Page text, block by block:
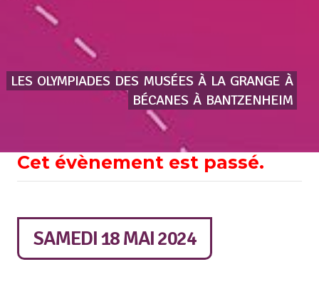
LES OLYMPIADES DES MUSÉES À LA GRANGE À
BÉCANES À BANTZENHEIM
Cet évènement est passé.
SAMEDI 18 MAI 2024